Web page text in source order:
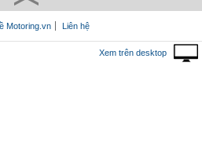
Motoring.vn Liên hệ
Xem trên desktop